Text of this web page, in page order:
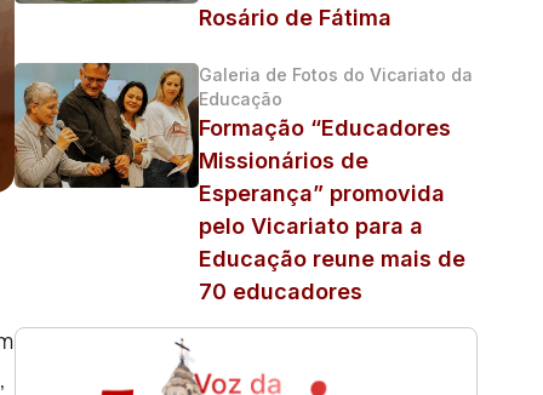
Rosário de Fátima
Galeria de Fotos do Vicariato da
Educação
Formação “Educadores
Missionários de
Esperança” promovida
pelo Vicariato para a
Educação reune mais de
70 educadores